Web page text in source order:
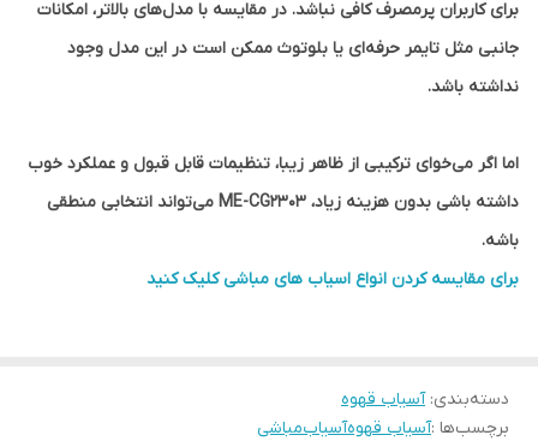
برای کاربران پرمصرف کافی نباشد. در مقایسه با مدل‌های بالاتر، امکانات
جانبی مثل تایمر حرفه‌ای یا بلوتوث ممکن است در این مدل وجود
نداشته باشد.
اما اگر می‌خوای ترکیبی از ظاهر زیبا، تنظیمات قابل قبول و عملکرد خوب
داشته باشی بدون هزینه زیاد، ME-CG2303 می‌تواند انتخابی منطقی
باشه.
برای مقایسه کردن انواع اسیاب های مباشی کلیک کنید
دسته‌بندی:آسیاب قهوه
برچسب‌ها :آسیاب قهوهآسیابمباشی